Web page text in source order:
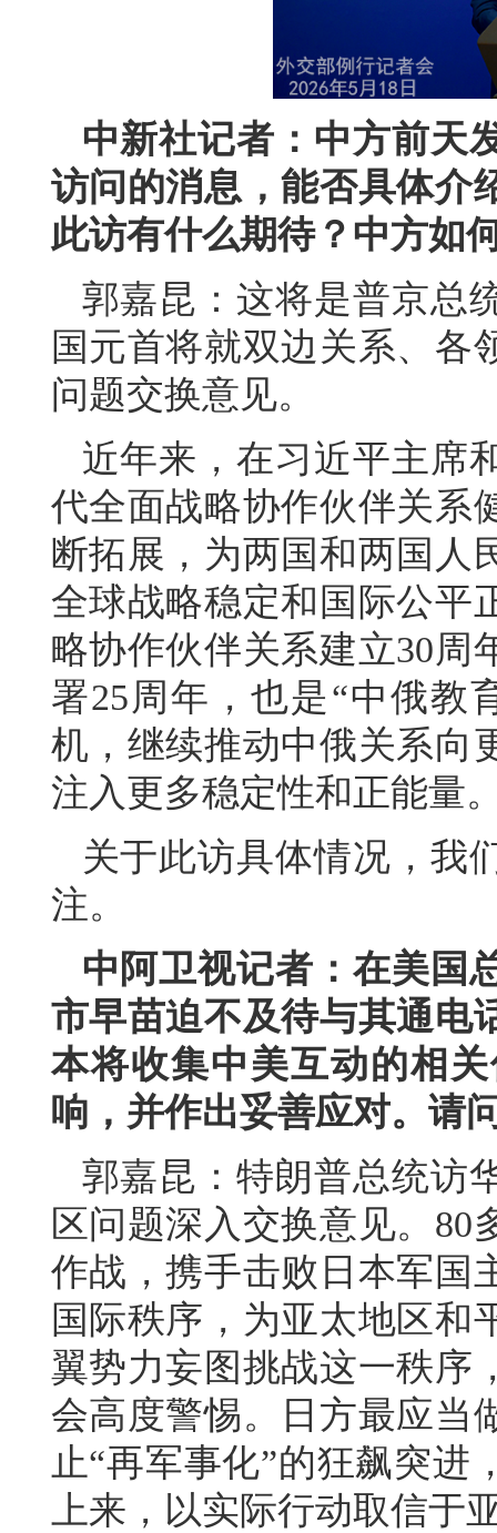
中新社记者：中方前天
访问的消息，能否具体介
此访有什么期待？中方如
郭嘉昆：这将是普京总
国元首将就双边关系、各
问题交换意见。
近年来，在习近平主席
代全面战略协作伙伴关系
断拓展，为两国和两国人
全球战略稳定和国际公平
略协作伙伴关系建立30周
署25周年，也是“中俄教
机，继续推动中俄关系向
注入更多稳定性和正能量
关于此访具体情况，我
注。
中阿卫视记者：在美国
市早苗迫不及待与其通电
本将收集中美互动的相
响，并作出妥善应对。请
郭嘉昆：特朗普总统访
区问题深入交换意见。
作战，携手击败日本军国
国际秩序，为亚太地区和
翼势力妄图挑战这一秩序
会高度警惕。日方最应当
止“再军事化”的狂飙突
上来，以实际行动取信于